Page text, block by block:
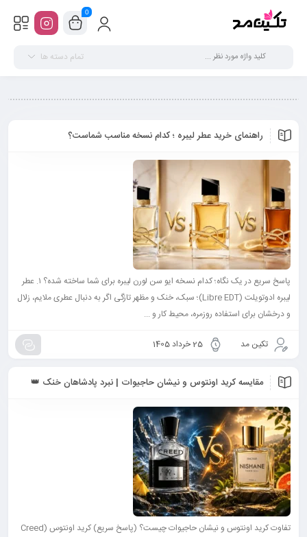
0
تمام دسته ها
راهنمای خرید عطر لیبره ؛ کدام نسخه مناسب شماست؟
پاسخ سریع در یک نگاه؛ کدام نسخه ایو سن لورن لیبره برای شما ساخته شده؟ ۱. عطر
لیبره ادوتویلت (Libre EDT)؛ سبک، خنک و مظهر تازگی اگر به دنبال عطری ملایم، زلال
و درخشان برای استفاده روزمره، محیط کار و ...
تکین مد 25 خرداد 1405
مقایسه کرید اونتوس و نیشان حاجیوات | نبرد پادشاهان خنک 👑
تفاوت کرید اونتوس و نیشان حاجیوات چیست؟ (پاسخ سریع) کرید اونتوس (Creed